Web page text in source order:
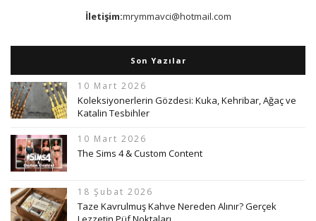
İletişim:mrymmavci@hotmail.com
Son Yazılar
10 Mart 2026
Koleksiyonerlerin Gözdesi: Kuka, Kehribar, Ağaç ve
Katalin Tesbihler
10 Mart 2026
The Sims 4 & Custom Content
18 Şubat 2026
Taze Kavrulmuş Kahve Nereden Alınır? Gerçek